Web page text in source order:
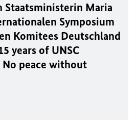
Staatsministerin Maria
Symposium
Komitees Deutschland
years of UNSC
peace without